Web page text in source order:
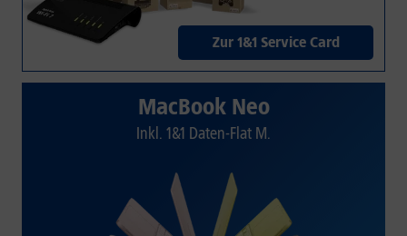
Zur 1&1 Service Card
MacBook Neo
Inkl. 1&1 Daten-Flat M.